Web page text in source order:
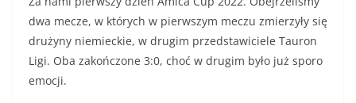
dwa mecze, w których w pierwszym meczu zmierzyły się
drużyny niemieckie, w drugim przedstawiciele Tauron
Ligi. Oba zakończone 3:0, choć w drugim było już sporo
emocji.